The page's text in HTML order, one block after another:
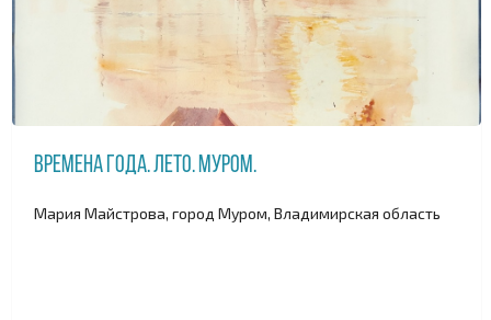
Времена года. Лето. Муром.
Мария Майстрова, город Муром, Владимирская область